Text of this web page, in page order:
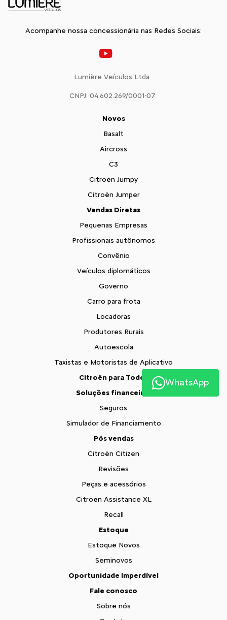
Acompanhe nossa concessionária nas Redes Sociais:
Lumière Veículos Ltda.
CNPJ: 04.602.269/0001-07
Novos
Basalt
Aircross
C3
Citroën Jumpy
Citroën Jumper
Vendas Diretas
Pequenas Empresas
Profissionais autônomos
Convênio
Veículos diplomáticos
Governo
Carro para frota
Locadoras
Produtores Rurais
Autoescola
Taxistas e Motoristas de Aplicativo
Citroën para Todos
Soluções financeiras
Seguros
Simulador de Financiamento
Pós vendas
Citroën Citizen
Revisões
Peças e acessórios
Citroën Assistance XL
Recall
Estoque
Estoque Novos
Seminovos
Oportunidade Imperdível
Fale conosco
Sobre nós
WhatsApp